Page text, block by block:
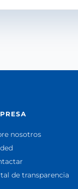
nosotros
de transparencia